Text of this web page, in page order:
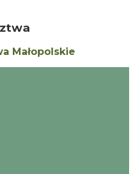
Małopolskie